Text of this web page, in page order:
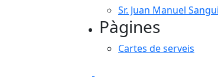
Sr. Juan Manuel
Pàgines
Cartes de serveis